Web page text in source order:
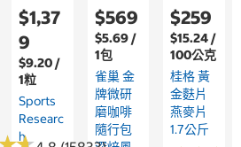
$1,37
9
$9.20 /
1粒
Sports
Researc
H
$569
$5.69 /
1包
雀巢 金
牌微研
磨咖啡
隨行包
$259
$15.24 /
100公克
桂格 黃
金麩片
燕麥片
1.7公斤